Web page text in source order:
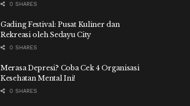
0 SHARES
Gading Festival: Pusat Kuliner dan
Rekreasi oleh Sedayu City
0 SHARES
Merasa Depresi? Coba Cek 4 Organisasi
Kesehatan Mental Ini!
0 SHARES